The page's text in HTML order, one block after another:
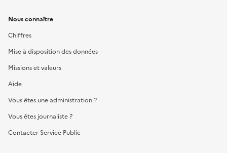
Nous connaître
Chiffres
Mise à disposition des données
Missions et valeurs
Aide
Vous êtes une administration ?
Vous êtes journaliste ?
Contacter Service Public